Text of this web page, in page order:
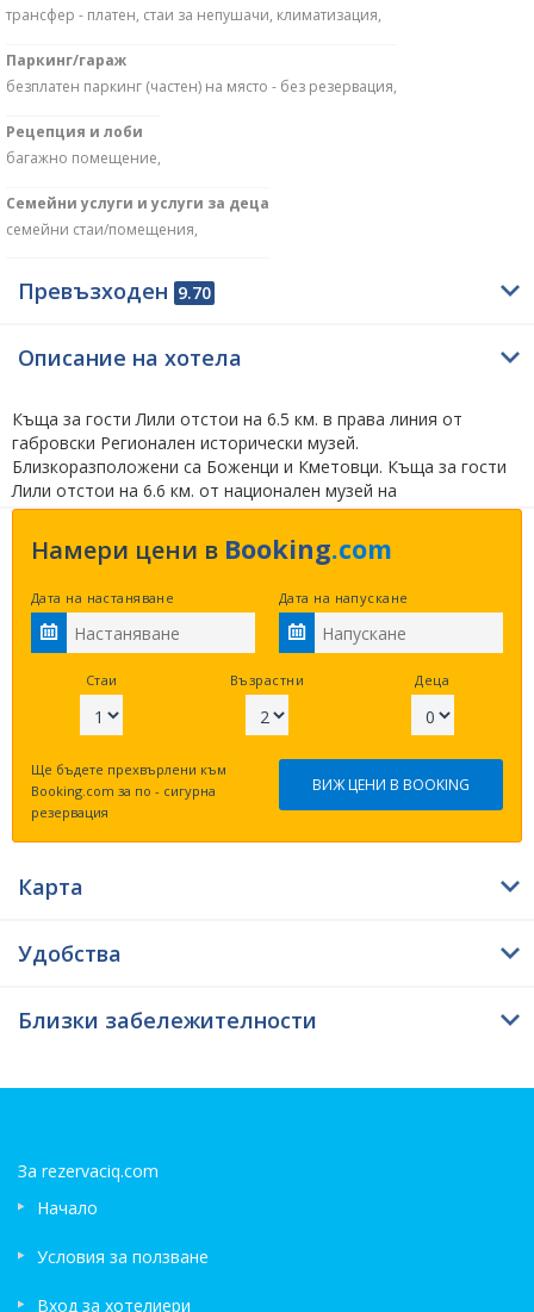
трансфер - платен, стаи за непушачи, климатизация,
Паркинг/гараж
безплатен паркинг (частен) на място - без резервация,
Рецепция и лоби
багажно помещение,
Семейни услуги и услуги за деца
семейни стаи/помещения,
Превъзходен 9.70
Описание на хотела
Къща за гости Лили отстои на 6.5 км. в права линия от
габровски Регионален исторически музей.
Близкоразположени са Боженци и Кметовци. Къща за гости
Лили отстои на 6.6 км. от национален музей на
образованието Габрово и на 6.7 км. по права линия от
площад Възраждане Габрово. В рамките на Габрово
предлагаме да огледате близкостоящите етнографски музей
въздух от Къща за гости Лили. Извън Габрово за
харесващите туризма съветваме да посетят соколски
манастир Успение Богородично Габрово на 1.8 км., природен
парк Българка на 3.6 км. и крепост Царевец на 39.3 км. по
близки обекти –
Хотел Макна 4.7 км.,
Семеен хотел
Габровона 5.4 км. по права линия.
Мястото за нощувка е оценено с 1 звезда. Посетителите на
обекта са свободни да се възползват от бар. Настаняването
12:00 часа. Това място за настаняване предоставя на своите
Намери цени в Booking.com
Дата на настаняване Дата на напускане
Стаи Възрастни Деца
Ще бъдете прехвърлени към
Booking.com за по - сигурна
резервация
ВИЖ ЦЕНИ В BOOKING
Карта
Удобства
Близки забележителности
За rezervaciq.com
Начало
Условия за ползване
Вход за хотелиери